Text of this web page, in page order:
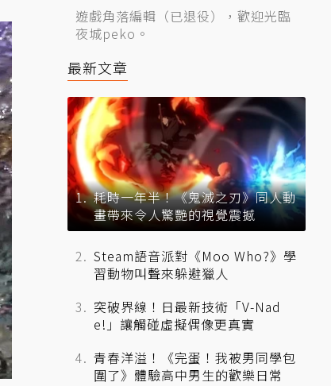
遊戲角落編輯（已退役），歡迎光臨
夜城peko。
最新文章
耗時一年半！《鬼滅之刃》同人動
畫帶來令人驚艷的視覺震撼
Steam語音派對《Moo Who?》學
習動物叫聲來躲避獵人
突破界線！日最新技術「V-Nad
e!」讓觸碰虛擬偶像更真實
青春洋溢！《完蛋！我被男同學包
圍了》體驗高中男生的歡樂日常